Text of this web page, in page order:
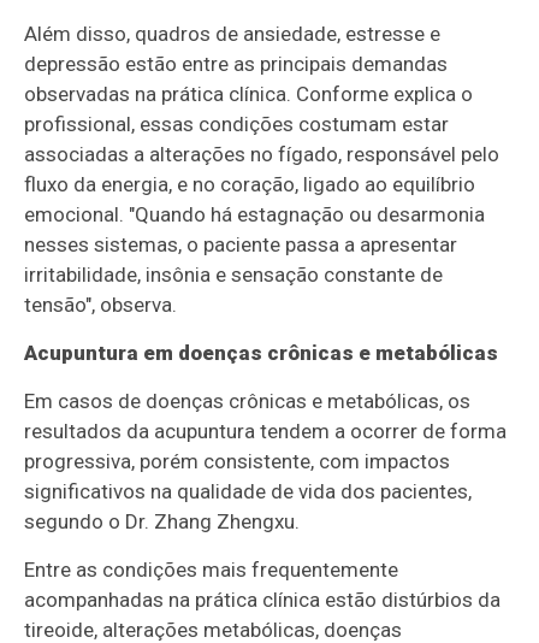
Além disso, quadros de ansiedade, estresse e
depressão estão entre as principais demandas
observadas na prática clínica. Conforme explica o
profissional, essas condições costumam estar
associadas a alterações no fígado, responsável pelo
fluxo da energia, e no coração, ligado ao equilíbrio
emocional. "Quando há estagnação ou desarmonia
nesses sistemas, o paciente passa a apresentar
irritabilidade, insônia e sensação constante de
tensão", observa.
Acupuntura em doenças crônicas e metabólicas
Em casos de doenças crônicas e metabólicas, os
resultados da acupuntura tendem a ocorrer de forma
progressiva, porém consistente, com impactos
significativos na qualidade de vida dos pacientes,
segundo o Dr. Zhang Zhengxu.
Entre as condições mais frequentemente
acompanhadas na prática clínica estão distúrbios da
tireoide, alterações metabólicas, doenças